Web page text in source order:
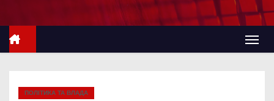
е
ПОЛІТИКА ТА ВЛАДА